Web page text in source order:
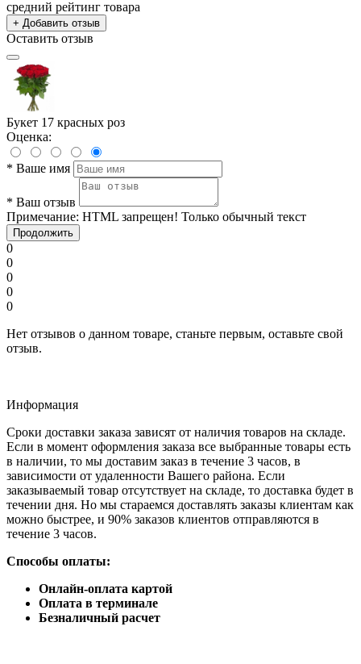
средний рейтинг товара
+ Добавить отзыв
Оставить отзыв
Букет 17 красных роз
Оценка:
* Ваше имя
* Ваш отзыв
Примечание: HTML запрещен! Только обычный текст
Продолжить
0
0
0
0
0
Нет отзывов о данном товаре, станьте первым, оставьте свой
отзыв.
Информация
Сроки доставки заказа зависят от наличия товаров на складе.
Если в момент оформления заказа все выбранные товары есть
в наличии, то мы доставим заказ в течение 3 часов, в
зависимости от удаленности Вашего района. Если
заказываемый товар отсутствует на складе, то доставка будет в
течении дня. Но мы стараемся доставлять заказы клиентам как
можно быстрее, и 90% заказов клиентов отправляются в
течение 3 часов.
Способы оплаты:
Онлайн-оплата картой
Оплата в терминале
Безналичный расчет